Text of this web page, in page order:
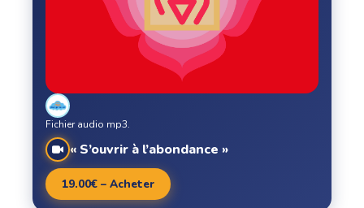
« S’ouvrir à l’abondance »
Fichier audio mp3.
19.00€ – Acheter